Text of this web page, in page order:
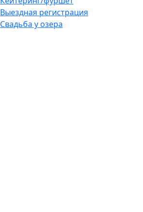
Выездная регистрация
Свадьба у озера